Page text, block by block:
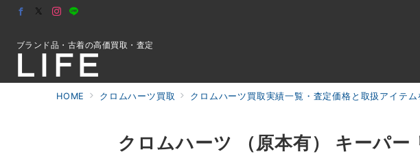
ブランド品・古着の高価買取・査定
HOME クロムハーツ買取 クロムハーツ買取実績一覧・査定価格と取扱アイテ
クロムハーツ （原本有） キーパ